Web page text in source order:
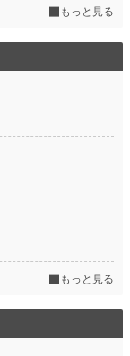
もっと見る
もっと見る